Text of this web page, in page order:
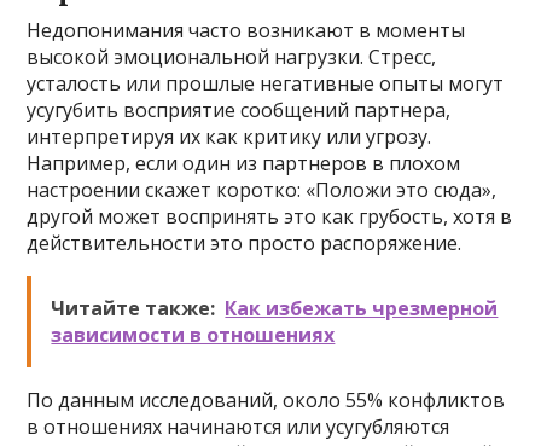
Недопонимания часто возникают в моменты
высокой эмоциональной нагрузки. Стресс,
усталость или прошлые негативные опыты могут
усугубить восприятие сообщений партнера,
интерпретируя их как критику или угрозу.
Например, если один из партнеров в плохом
настроении скажет коротко: «Положи это сюда»,
другой может воспринять это как грубость, хотя в
действительности это просто распоряжение.
Читайте также: Как избежать чрезмерной
зависимости в отношениях
По данным исследований, около 55% конфликтов
в отношениях начинаются или усугубляются